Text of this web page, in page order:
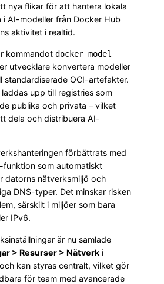
nya flikar för att hantera lokala
i AI-modeller från Docker Hub
aktivitet i realtid.
kommandot docker model
utvecklare konvertera modeller
standardiserade OCI-artefakter.
laddas upp till registries som
publika och privata – vilket
dela och distribuera AI-
förbättrats med
funktion som automatiskt
datorns nätverksmiljö och
DNS-typer. Det minskar risken
särskilt i miljöer som bara
IPv6.
är nu samlade
> Resurser > Nätverk i
kan styras centralt, vilket gör
för team med avancerade